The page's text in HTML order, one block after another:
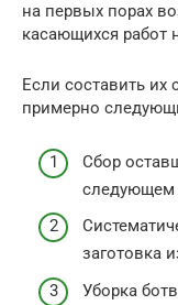
на первых порах
касающихся работ
Если составить их
примерно
Сбор
следующем
заготовка
Уборка